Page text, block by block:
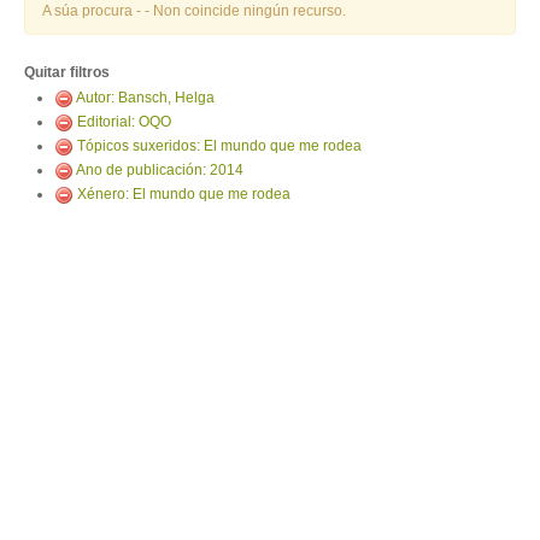
A súa procura - - Non coincide ningún recurso.
Quitar filtros
Autor: Bansch, Helga
Editorial: OQO
Tópicos suxeridos: El mundo que me rodea
Ano de publicación: 2014
Xénero: El mundo que me rodea